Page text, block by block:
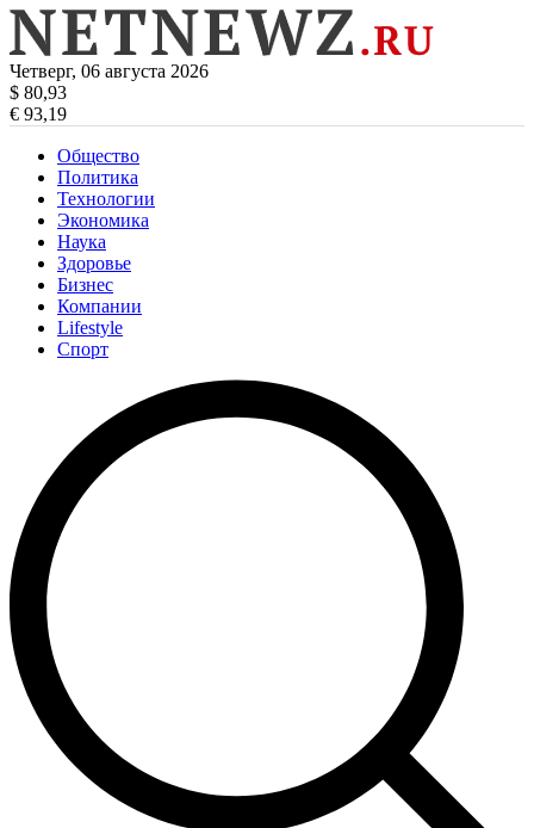
Четверг, 06 августа 2026
$ 80,93
€ 93,19
Общество
Политика
Технологии
Экономика
Наука
Здоровье
Бизнес
Компании
Lifestyle
Спорт